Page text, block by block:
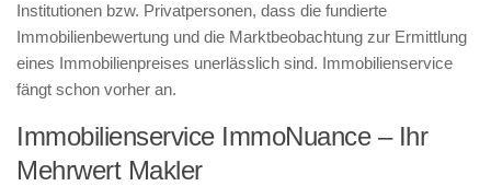
Institutionen bzw. Privatpersonen, dass die fundierte
Immobilienbewertung und die Marktbeobachtung zur Ermittlung
eines Immobilienpreises unerlässlich sind. Immobilienservice
fängt schon vorher an.
Immobilienservice ImmoNuance – Ihr
Mehrwert Makler